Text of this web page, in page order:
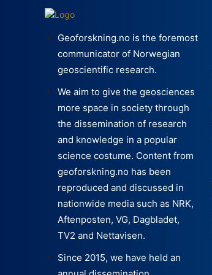
Geoforskning.no is the foremost
communicator of Norwegian
geoscientific research.
We aim to give the geosciences
more space in society through
the dissemination of research
and knowledge in a popular
science costume. Content from
geoforskning.no has been
reproduced and discussed in
nationwide media such as NRK,
Aftenposten, VG, Dagbladet,
TV2 and Nettavisen.
Since 2015, we have held an